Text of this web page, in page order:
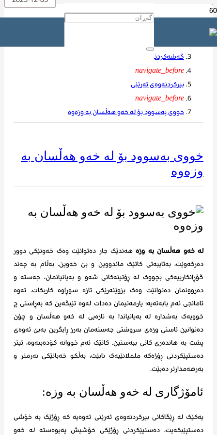
گەشەکردنی کەسی
navigate_before
بیرکردنەوەی ئەرێنی
navigate_before
خووی بەسوود بۆ لە خەو هەڵسان بە وزەوه
خووی بەسوود بۆ لە خەو هەڵسان بە
وزەوه
لە خەو هەڵسان بە وزەهەندێک جار دەتوانێت وەک خەونێکی دوور
دەرکەوێت، بەتایبەتی کاتێک ماندووین و بێ خەوین. بەڵام بە چەند
گۆڕانکارییەکی بچووک لە ڕۆتینەکانی شەو و بەیانیانمان، جەستە و
دەروونمان دەتوانێت وەک بزوێنەرێکی تازە سوڕاوە کاربکات. ئەوە
ئامانجی ئەم بابەتەیە؛ یارمەتیمان دەدات لەوە تێبگەین کە بەڕاستی چ
خوویەک بەشدارە لە بەیانیاندا بە تازەیی لە خەو هەڵسان و چۆن
دەتوانین ئاستی وزەی سروشتی جەستەمان بەرز ڕابگرین بەبێ ئەوەی
پشت بە هاندەری کاتی ببەستین. کاتێک ئەم خووانە کۆدەبنەوە، ئیتر
دەستپێکردنی ڕۆژەکە ململانێیەک نابێت، بەڵکو خەباتێکی نەرمتر و
بەرهەمدارتر دەبێت.
ئامۆژگاری لە خەو هەڵسان بە وزە:
یەکێک لە ڕێگاکانی بیرکردنەوەی ئەرێنی ئەوەیە کە ڕۆژێک بە خۆشی
دەستپێبکەیت، دەستپێکردنی ڕۆژێکی خۆشیش پەیوەستە لە خەو